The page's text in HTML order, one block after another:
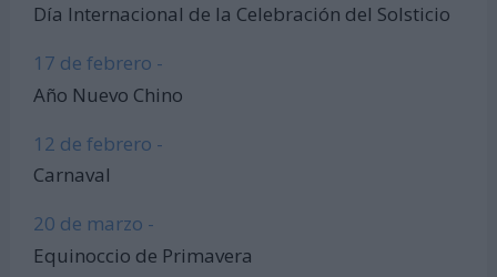
Día Internacional de la Celebración del Solsticio
17 de febrero -
Año Nuevo Chino
12 de febrero -
Carnaval
20 de marzo -
Equinoccio de Primavera